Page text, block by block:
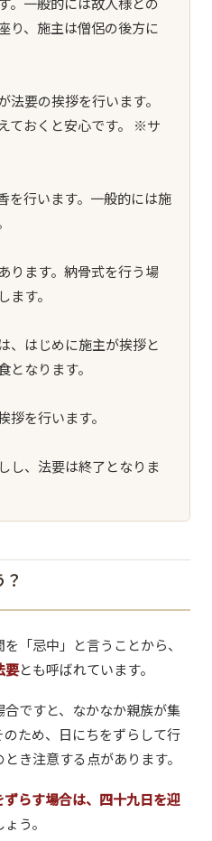
り、施主は僧侶の後方に
要の挨拶を行います。
ておくと安心です。 ※サ
を行います。一般的には施
ります。納骨式を行う場
す。
、はじめに施主が挨拶と
なります。
拶を行います。
し、法要は終了となりま
「忌中」と言うことから、
要とも呼ばれています。
ですと、なかなか親族が集
ため、日にちをずらして行
き注意する点があります。
らす場合は、四十九日を迎
う。